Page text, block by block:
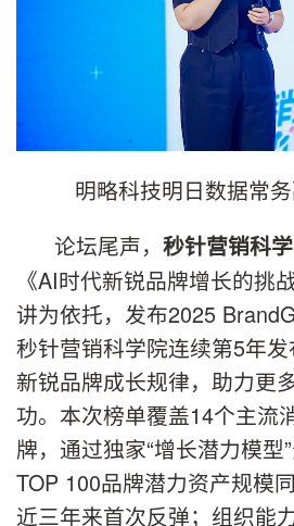
明略科技明日数据常
论坛尾声， 秒针营销科
《AI时代新锐品牌增长的挑
讲为依托，发布2025
秒针营销科学院连续第5年
新锐品牌成长规律，助力更
功。本次榜单覆盖14个主流
牌，通过独家“增长潜力模型
TOP 100品牌潜力资产规模
近三年来首次反弹；组织能